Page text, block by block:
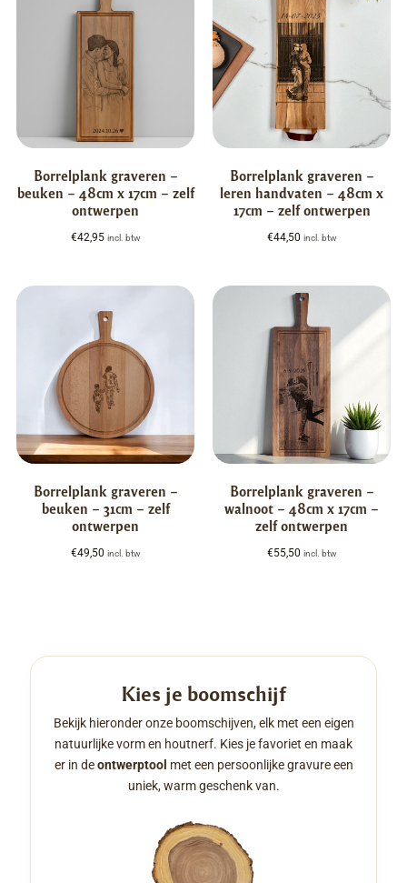
Borrelplank graveren –
beuken – 48cm x 17cm – zelf
ontwerpen
€42,95 incl. btw
Borrelplank graveren –
leren handvaten – 48cm x
17cm – zelf ontwerpen
€44,50 incl. btw
Borrelplank graveren –
beuken – 31cm – zelf
ontwerpen
€49,50 incl. btw
Borrelplank graveren –
walnoot – 48cm x 17cm –
zelf ontwerpen
€55,50 incl. btw
Kies je boomschijf
Bekijk hieronder onze boomschijven, elk met een eigen
natuurlijke vorm en houtnerf. Kies je favoriet en maak
er in deontwerptool met een persoonlijke gravure een
uniek, warm geschenk van.